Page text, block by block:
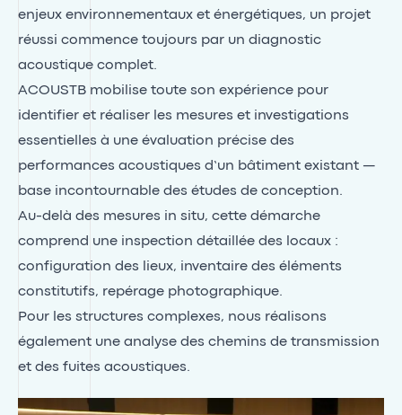
enjeux environnementaux et énergétiques, un projet
réussi commence toujours par un diagnostic
acoustique complet.
ACOUSTB mobilise toute son expérience pour
identifier et réaliser les mesures et investigations
essentielles à une évaluation précise des
performances acoustiques d’un bâtiment existant —
base incontournable des études de conception.
Au-delà des mesures in situ, cette démarche
comprend une inspection détaillée des locaux :
configuration des lieux, inventaire des éléments
constitutifs, repérage photographique.
Pour les structures complexes, nous réalisons
également une analyse des chemins de transmission
et des fuites acoustiques.